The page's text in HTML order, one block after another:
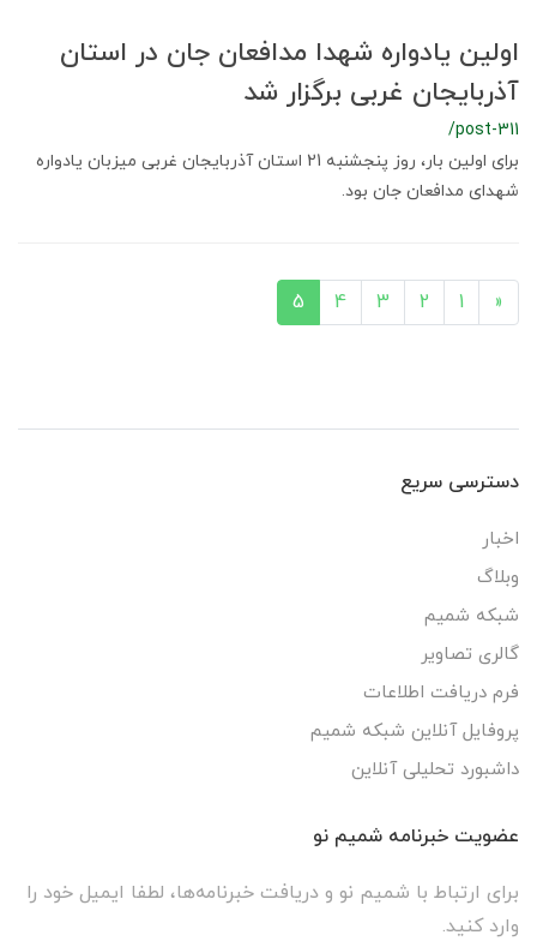
اولین یادواره شهدا مدافعان جان در استان
آذربایجان غربی برگزار شد
/post-311
برای اولین بار، روز پنجشنبه 21 استان آذربایجان غربی میزبان یادواره
شهدای مدافعان جان بود.
«
1
2
3
4
5
دسترسی سریع
اخبار
وبلاگ
شبکه شمیم
گالری تصاویر
فرم دریافت اطلاعات
پروفایل آنلاین شبکه شمیم
داشبورد تحلیلی آنلاین
عضویت خبرنامه شمیم نو
برای ارتباط با شمیم نو و دریافت خبرنامه‌ها، لطفا ایمیل خود را
وارد کنید.